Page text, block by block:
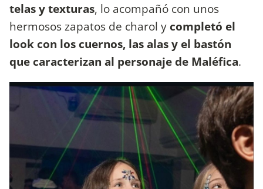
telas y texturas, lo acompañó con unos
hermosos zapatos de charol y completó el
look con los cuernos, las alas y el bastón
que caracterizan al personaje de Maléfica.